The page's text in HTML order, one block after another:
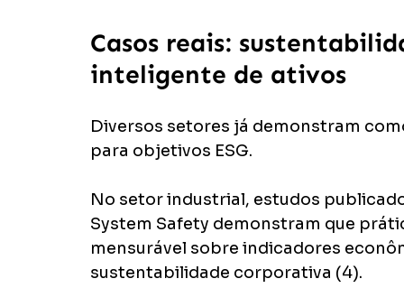
Casos reais:
inteligente de ativos
Diversos setores já demonstram
para objetivos ESG.
No setor industrial, estudos
System Safety demonstram que
mensurável sobre indicadores
sustentabilidade corporativa (4).